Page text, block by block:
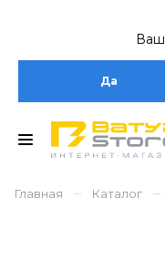
Ваш
Да
Главная – Каталог –